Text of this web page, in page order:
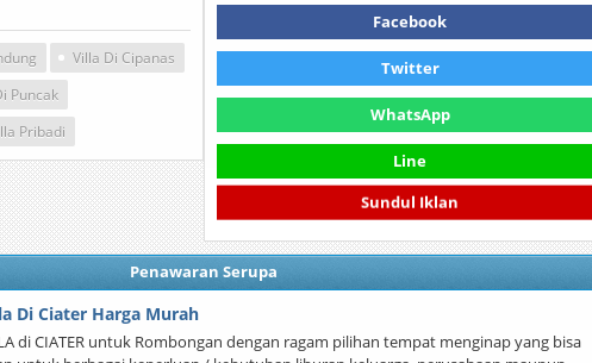
Villa Di Cipanas
Puncak
Pribadi
Facebook
Twitter
WhatsApp
Line
Sundul Iklan
Penawaran Serupa
Di Ciater Harga Murah
di CIATER untuk Rombongan dengan ragam pilihan tempat menginap yang bisa